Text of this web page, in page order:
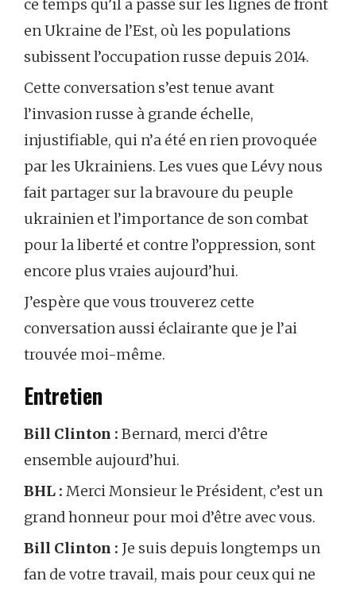
ce temps qu’il a passé sur les lignes de front
en Ukraine de l’Est, où les populations
subissent l’occupation russe depuis 2014.
Cette conversation s’est tenue avant
l’invasion russe à grande échelle,
injustifiable, qui n’a été en rien provoquée
par les Ukrainiens. Les vues que Lévy nous
fait partager sur la bravoure du peuple
ukrainien et l’importance de son combat
pour la liberté et contre l’oppression, sont
encore plus vraies aujourd’hui.
J’espère que vous trouverez cette
conversation aussi éclairante que je l’ai
trouvée moi-même.
Entretien
Bill Clinton : Bernard, merci d’être
ensemble aujourd’hui.
BHL : Merci Monsieur le Président, c’est un
grand honneur pour moi d’être avec vous.
Bill Clinton : Je suis depuis longtemps un
fan de votre travail, mais pour ceux qui ne